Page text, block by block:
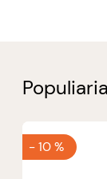
-10 %